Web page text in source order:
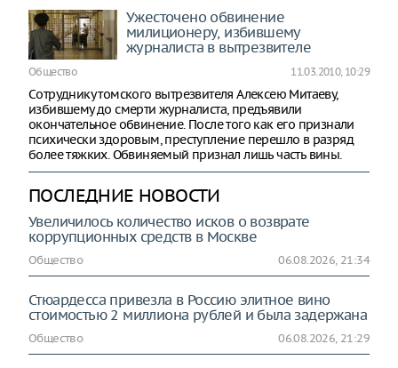
Ужесточено обвинение
милиционеру, избившему
журналиста в вытрезвителе
Общество 11.03.2010, 10:29
Сотруднику томского вытрезвителя Алексею Митаеву,
избившему до смерти журналиста, предъявили
окончательное обвинение. После того как его признали
психически здоровым, преступление перешло в разряд
более тяжких. Обвиняемый признал лишь часть вины.
ПОСЛЕДНИЕ НОВОСТИ
Увеличилось количество исков о возврате
коррупционных средств в Москве
Общество 06.08.2026, 21:34
Стюардесса привезла в Россию элитное вино
стоимостью 2 миллиона рублей и была задержана
Общество 06.08.2026, 21:29